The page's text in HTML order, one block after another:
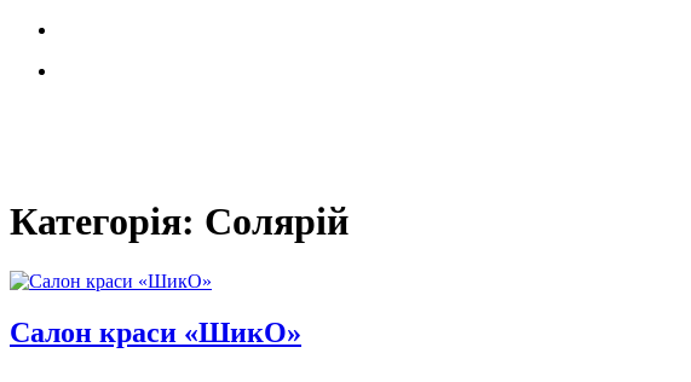
Категорія: Солярій
Салон краси «ШикО»